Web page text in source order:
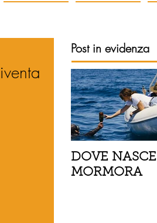
Post in evidenza
DOVE NASCE
MORMORA